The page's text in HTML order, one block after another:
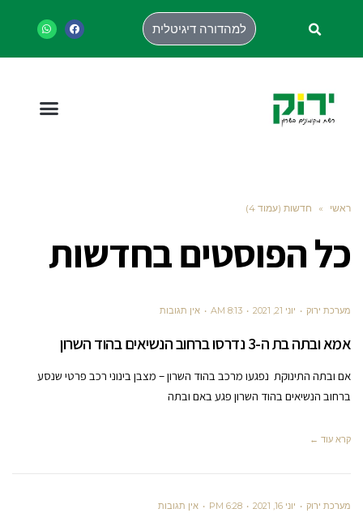
למהדורה דיגיטלית
ראשי » חדשות (עמוד 4)
כל הפוסטים בחדשות
מערכת ירוק יוני 21, 2021 8:13 AM אין תגובות
אמא ובתה בת ה-3 נדרסו ברחוב הנשיאים בהוד השרון
אם ובתה התינוקת נפגעו מרכב בהוד השרון – מצבן בינוני רכב פרטי שנסע
ברחוב הנשיאים בהוד השרון פגע באם ובתה
קרא עוד ←
מערכת ירוק יוני 16, 2021 6:28 PM אין תגובות